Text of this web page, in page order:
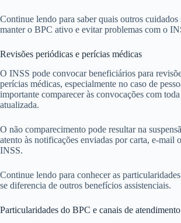
Continue lendo para saber quais outros cuidados
manter o BPC ativo e evitar problemas com o
Revisões periódicas e perícias médicas
O INSS pode convocar beneficiários para
perícias médicas, especialmente no caso de
importante comparecer às convocações com
atualizada.
O não comparecimento pode resultar na
atento às notificações enviadas por carta, e-mail
INSS.
Continue lendo para conhecer as
se diferencia de outros benefícios assistenciais.
Particularidades do BPC e canais de atendimento